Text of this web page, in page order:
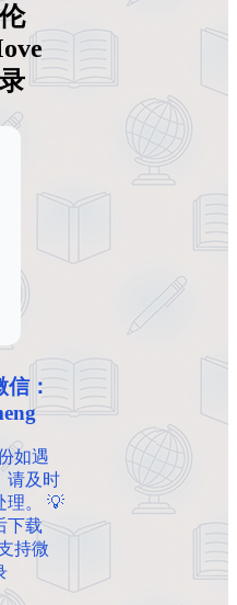
信：
如遇
请及时
理。 💡
下载
持微